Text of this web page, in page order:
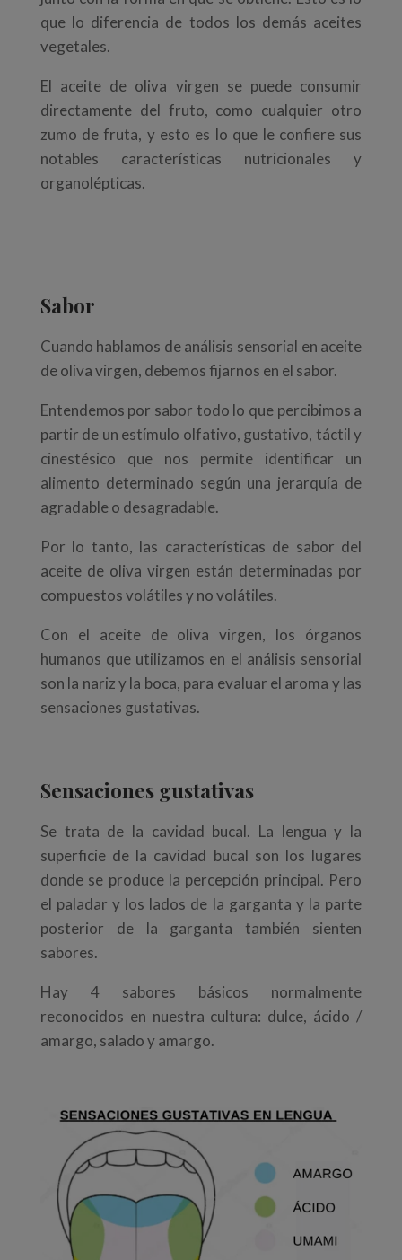
que lo diferencia de todos los demás aceites
vegetales.
El aceite de oliva virgen se puede consumir
directamente del fruto, como cualquier otro
zumo de fruta, y esto es lo que le confiere sus
notables características nutricionales y
organolépticas.
Sabor
Cuando hablamos de análisis sensorial en aceite
de oliva virgen, debemos fijarnos en el sabor.
Entendemos por sabor todo lo que percibimos a
partir de un estímulo olfativo, gustativo, táctil y
cinestésico que nos permite identificar un
alimento determinado según una jerarquía de
agradable o desagradable.
Por lo tanto, las características de sabor del
aceite de oliva virgen están determinadas por
compuestos volátiles y no volátiles.
Con el aceite de oliva virgen, los órganos
humanos que utilizamos en el análisis sensorial
son la nariz y la boca, para evaluar el aroma y las
sensaciones gustativas.
Sensaciones gustativas
Se trata de la cavidad bucal. La lengua y la
superficie de la cavidad bucal son los lugares
donde se produce la percepción principal. Pero
el paladar y los lados de la garganta y la parte
posterior de la garganta también sienten
sabores.
Hay 4 sabores básicos normalmente
reconocidos en nuestra cultura: dulce, ácido /
amargo, salado y amargo.